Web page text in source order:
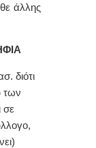
άλλης
διότι
των
σε